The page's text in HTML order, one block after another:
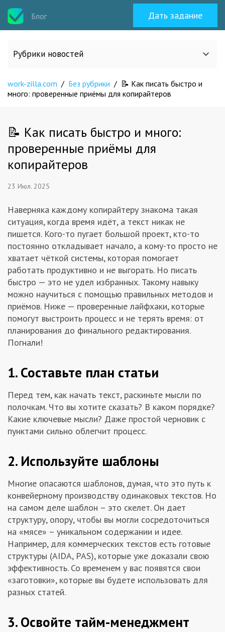
Блог Дать задание
Рубрики новостей
Все статьи
Кейсы
Исполнителям
Заказчикам
Полезное
Гости
work-zilla.com / Без рубрики / 📝 Как писать быстро и
много: проверенные приёмы для копирайтеров
📝 Как писать быстро и много:
проверенные приёмы для
копирайтеров
23 Июл. 2025
Наверняка каждому копирайтеру знакома такая
ситуация, когда время идёт, а текст никак не
пишется. Кого-то пугает большой проект, кто-то
постоянно откладывает начало, а кому-то просто не
хватает чёткой системы, которая помогает
работать продуктивно и не выгорать. Но писать
быстро — это не удел избранных. Такому навыку
можно научиться с помощью правильных методов и
приёмов. Ниже — проверенные лайфхаки, которые
помогут выстроить процесс и не терять время: от
планирования до финального редактирования.
Погнали!
1. Составьте план статьи
Перед тем, как начать текст, раскиньте мысли по
полочкам. Что вы хотите сказать? В каком порядке?
Какие ключевые мысли? Даже простой черновик с
пунктами сильно облегчит процесс.
2. Используйте шаблоны
Многие опасаются шаблонов, думая, что это путь к
конвейерному производству одинаковых текстов. Но
на самом деле шаблон – это скелет. Он дает
структуру, опору, чтобы вы могли сосредоточиться
на «мясе» – уникальном содержании и идее.
Например, для коммерческих текстов есть готовые
структуры (AIDA, PAS), которые уже доказали свою
эффективность. Со временем у вас появятся свои
«заготовки», которые вы будете использовать для
разных статей.
3. Освойте тайм-менеджмент